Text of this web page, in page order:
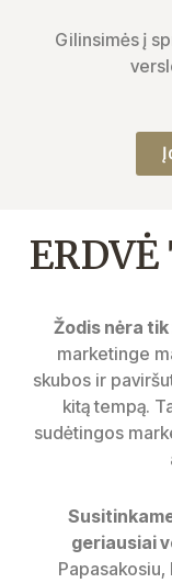
Gilinsimės į
Žodis nėra
marketinge
skubos ir
kitą tempą.
sudėtingos
geriausiai